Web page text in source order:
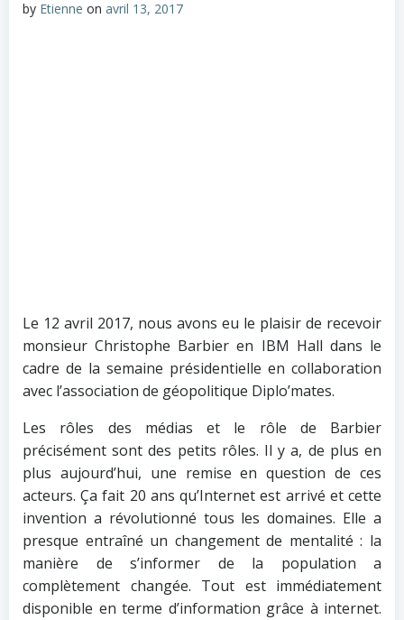
by Etienne on avril 13, 2017
Le 12 avril 2017, nous avons eu le plaisir de recevoir
monsieur Christophe Barbier en IBM Hall dans le
cadre de la semaine présidentielle en collaboration
avec l’association de géopolitique Diplo’mates.
Les rôles des médias et le rôle de Barbier
précisément sont des petits rôles. Il y a, de plus en
plus aujourd’hui, une remise en question de ces
acteurs. Ça fait 20 ans qu’Internet est arrivé et cette
invention a révolutionné tous les domaines. Elle a
presque entraîné un changement de mentalité : la
manière de s’informer de la population a
complètement changée. Tout est immédiatement
disponible en terme d’information grâce à internet.